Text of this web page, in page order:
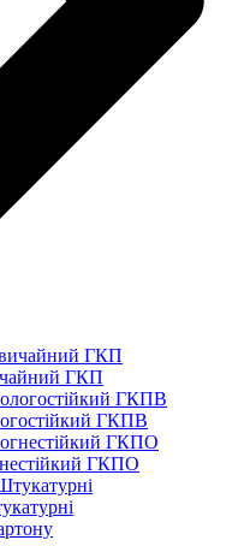
ГКП
ГКПВ
ГКПО